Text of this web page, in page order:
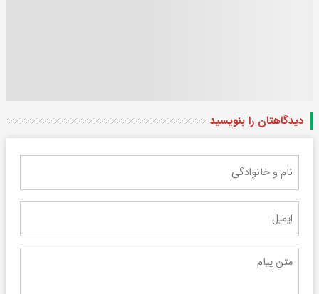
دیدگاهتان را بنویسید